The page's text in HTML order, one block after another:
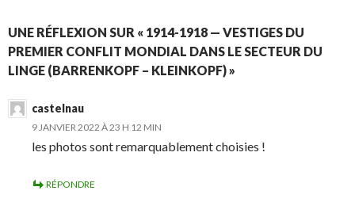
UNE RÉFLEXION SUR « 1914-1918 — VESTIGES DU
PREMIER CONFLIT MONDIAL DANS LE SECTEUR DU
LINGE (BARRENKOPF – KLEINKOPF) »
castelnau
9 JANVIER 2022 À 23 H 12 MIN
les photos sont remarquablement choisies !
RÉPONDRE